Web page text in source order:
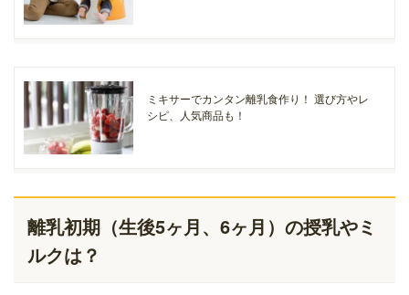
ミキサーでカンタン離乳食作り！ 選び方やレ
シピ、人気商品も！
離乳初期（生後5ヶ月、6ヶ月）の授乳やミ
ルクは？